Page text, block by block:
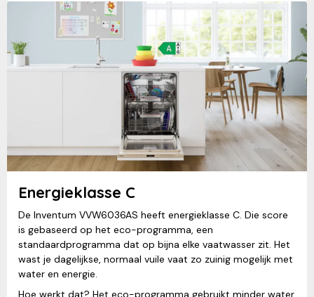
Energieklasse C
De Inventum VVW6036AS heeft energieklasse C. Die score
is gebaseerd op het eco-programma, een
standaardprogramma dat op bijna elke vaatwasser zit. Het
wast je dagelijkse, normaal vuile vaat zo zuinig mogelijk met
water en energie.
Hoe werkt dat? Het eco-programma gebruikt minder water